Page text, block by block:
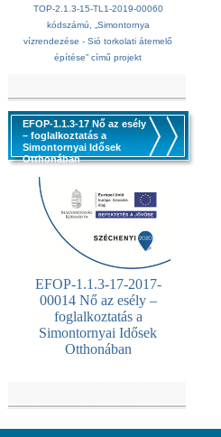
TOP-2.1.3-15-TL1-2019-00060
kódszámú, „Simontornya
vízrendezése - Sió torkolati átemelő
építése” című projekt
EFOP-1.1.3-17 Nő az esély
– foglalkoztatás a
Simontornyai Idősek
Otthonában
EFOP-1.1.3-17-2017-
00014 Nő az esély –
foglalkoztatás a
Simontornyai Idősek
Otthonában